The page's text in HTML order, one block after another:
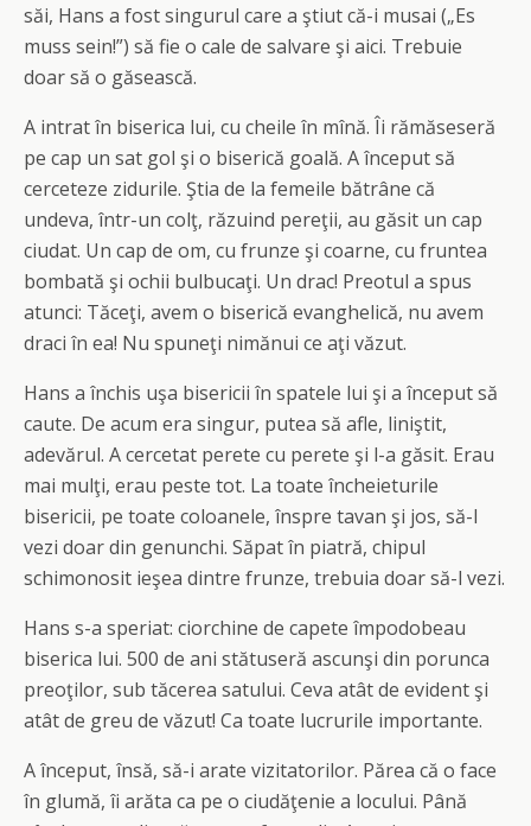
săi, Hans a fost singurul care a ştiut că-i musai („Es
muss sein!”) să fie o cale de salvare şi aici. Trebuie
doar să o găsească.
A intrat în biserica lui, cu cheile în mînă. Îi rămăseseră
pe cap un sat gol şi o biserică goală. A început să
cerceteze zidurile. Ştia de la femeile bătrâne că
undeva, într-un colţ, răzuind pereţii, au găsit un cap
ciudat. Un cap de om, cu frunze şi coarne, cu fruntea
bombată şi ochii bulbucaţi. Un drac! Preotul a spus
atunci: Tăceţi, avem o biserică evanghelică, nu avem
draci în ea! Nu spuneţi nimănui ce aţi văzut.
Hans a închis uşa bisericii în spatele lui şi a început să
caute. De acum era singur, putea să afle, liniştit,
adevărul. A cercetat perete cu perete şi l-a găsit. Erau
mai mulţi, erau peste tot. La toate încheieturile
bisericii, pe toate coloanele, înspre tavan şi jos, să-l
vezi doar din genunchi. Săpat în piatră, chipul
schimonosit ieşea dintre frunze, trebuia doar să-l vezi.
Hans s-a speriat: ciorchine de capete împodobeau
biserica lui. 500 de ani stătuseră ascunşi din porunca
preoţilor, sub tăcerea satului. Ceva atât de evident şi
atât de greu de văzut! Ca toate lucrurile importante.
A început, însă, să-i arate vizitatorilor. Părea că o face
în glumă, îi arăta ca pe o ciudăţenie a locului. Până